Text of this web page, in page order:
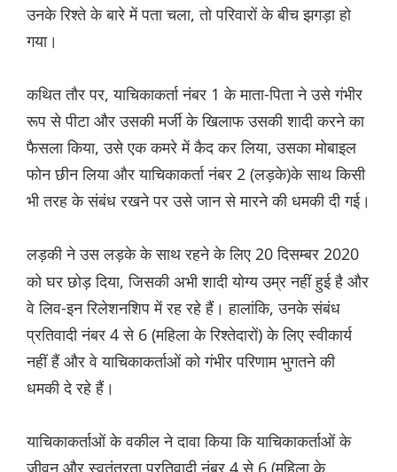
उनके रिश्ते के बारे में पता चला, तो परिवारों के बीच झगड़ा हो
गया।
कथित तौर पर, याचिकाकर्ता नंबर 1 के माता-पिता ने उसे गंभीर
रूप से पीटा और उसकी मर्जी के खिलाफ उसकी शादी करने का
फैसला किया, उसे एक कमरे में कैद कर लिया, उसका मोबाइल
फोन छीन लिया और याचिकाकर्ता नंबर 2 (लड़के)के साथ किसी
भी तरह के संबंध रखने पर उसे जान से मारने की धमकी दी गई।
लड़की ने उस लड़के के साथ रहने के लिए 20 दिसम्बर 2020
को घर छोड़ दिया, जिसकी अभी शादी योग्य उम्र नहीं हुई है और
वे लिव-इन रिलेशनशिप में रह रहे हैं। हालांकि, उनके संबंध
प्रतिवादी नंबर 4 से 6 (महिला के रिश्तेदारों) के लिए स्वीकार्य
नहीं हैं और वे याचिकाकर्ताओं को गंभीर परिणाम भुगतने की
धमकी दे रहे हैं।
याचिकाकर्ताओं के वकील ने दावा किया कि याचिकाकर्ताओं के